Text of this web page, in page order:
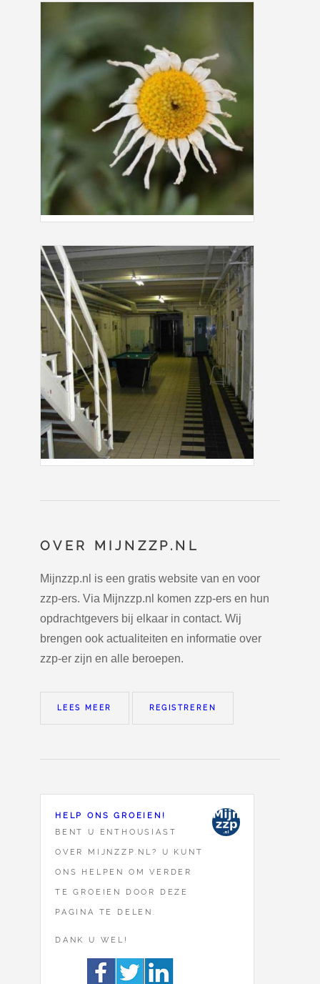
OVER MIJNZZP.NL
Mijnzzp.nl is een gratis website van en voor
zzp-ers. Via Mijnzzp.nl komen zzp-ers en hun
opdrachtgevers bij elkaar in contact. Wij
brengen ook actualiteiten en informatie over
zzp-er zijn en alle beroepen.
LEES MEER REGISTREREN
HELP ONS GROEIEN!
BENT U ENTHOUSIAST
OVER MIJNZZP.NL? U KUNT
ONS HELPEN OM VERDER
TE GROEIEN DOOR DEZE
PAGINA TE DELEN.
DANK U WEL!